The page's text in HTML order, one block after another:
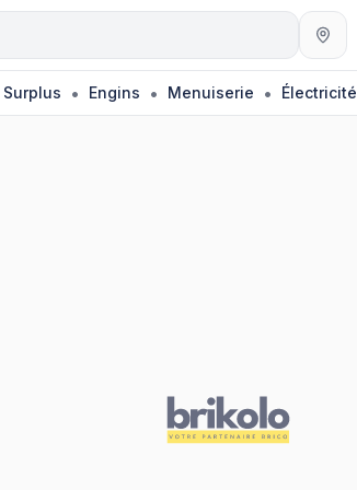
Surplus • Engins • Menuiserie • Électricité